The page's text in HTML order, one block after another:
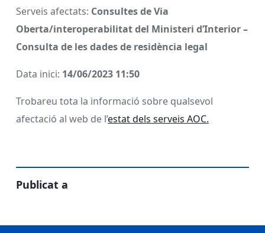
Serveis afectats: Consultes de Via
Oberta/interoperabilitat del Ministeri d’Interior –
Consulta de les dades de residència legal
Data inici: 14/06/2023 11:50
Trobareu tota la informació sobre qualsevol
afectació al web de l’estat dels serveis AOC.
Publicat a